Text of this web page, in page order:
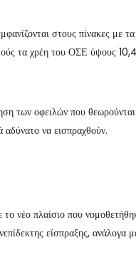
στους πίνακες με
τα χρέη του ΟΣΕ ύψους
των οφειλών που θεωρούνται
αδύνατο να εισπραχθούν.
νέο πλαίσιο που
είσπραξης, ανάλογα